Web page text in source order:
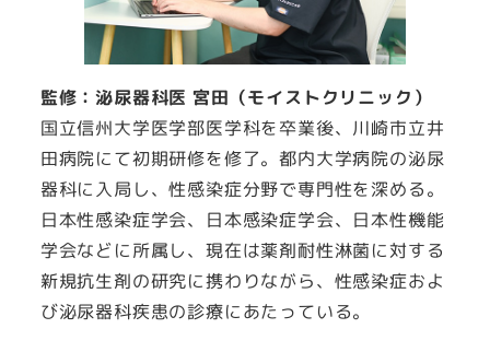
監修：泌尿器科医 宮田（モイストクリニック）
国立信州大学医学部医学科を卒業後、川崎市立井
田病院にて初期研修を修了。都内大学病院の泌尿
器科に入局し、性感染症分野で専門性を深める。
日本性感染症学会、日本感染症学会、日本性機能
学会などに所属し、現在は薬剤耐性淋菌に対する
新規抗生剤の研究に携わりながら、性感染症およ
び泌尿器科疾患の診療にあたっている。